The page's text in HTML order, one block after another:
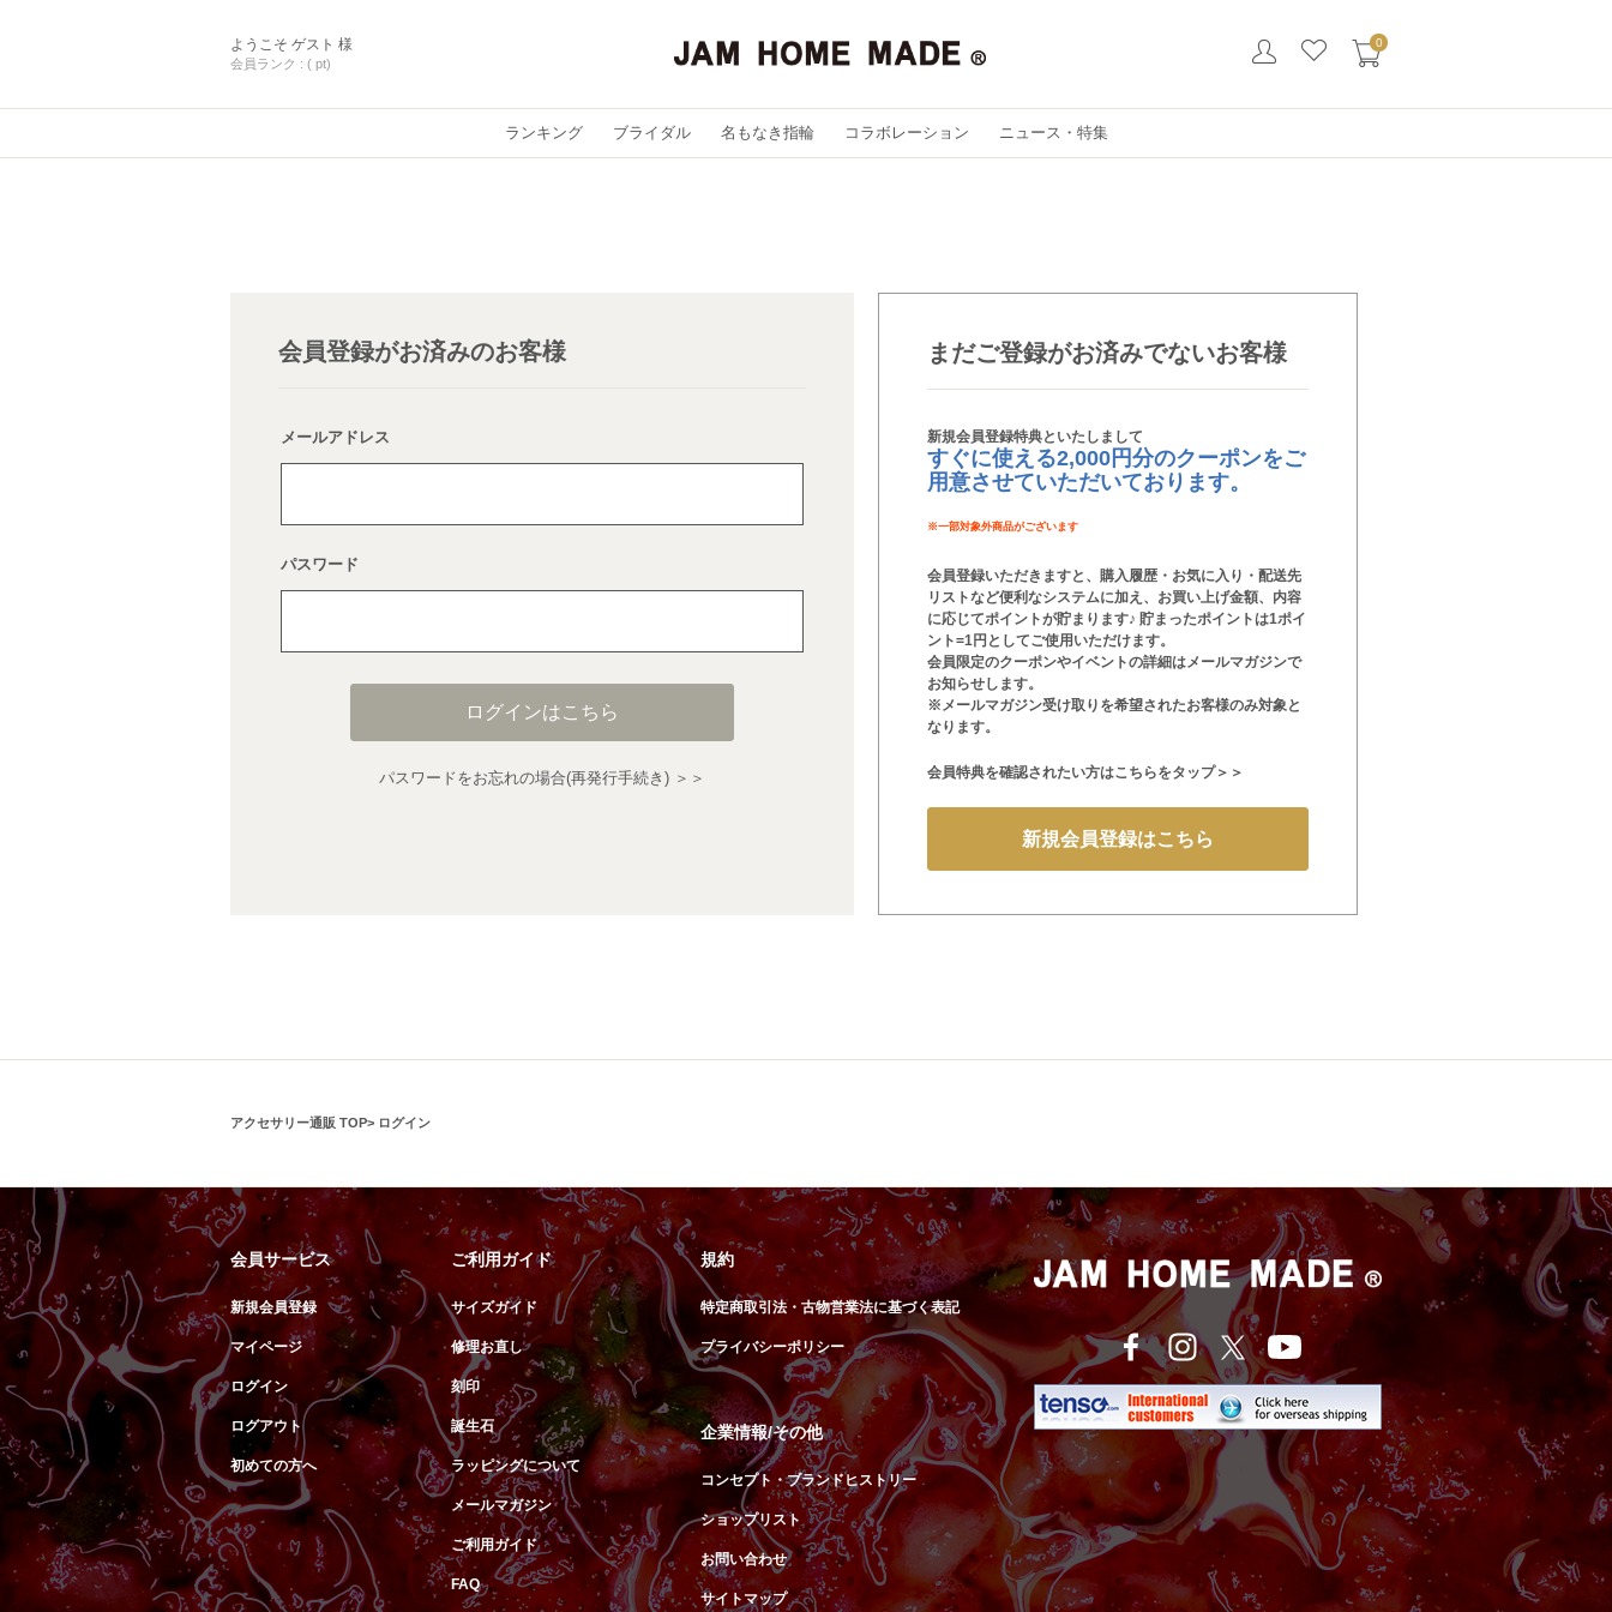
ようこそ ゲスト 様
会員ランク : ( pt)
0
ランキング ブライダル 名もなき指輪 コラボレーション ニュース・特集
会員登録がお済みのお客様
メールアドレス
パスワード
ログインはこちら
パスワードをお忘れの場合(再発行手続き) ＞＞
まだご登録がお済みでないお客様
新規会員登録特典といたしまして
すぐに使える2,000円分のクーポンをご
用意させていただいております。
※一部対象外商品がございます
会員登録いただきますと、購入履歴・お気に入り・配送先
リストなど便利なシステムに加え、お買い上げ金額、内容
に応じてポイントが貯まります♪ 貯まったポイントは1ポイ
ント=1円としてご使用いただけます。
会員限定のクーポンやイベントの詳細はメールマガジンで
お知らせします。
※メールマガジン受け取りを希望されたお客様のみ対象と
なります。
会員特典を確認されたい方はこちらをタップ＞＞
新規会員登録はこちら
アクセサリー通販 TOP ログイン
会員サービス
新規会員登録
マイページ
ログイン
ログアウト
初めての方へ
ご利用ガイド
サイズガイド
修理お直し
刻印
誕生石
ラッピングについて
メールマガジン
ご利用ガイド
FAQ
規約
特定商取引法・古物営業法に基づく表記
プライバシーポリシー
企業情報/その他
コンセプト・ブランドヒストリー
ショップリスト
お問い合わせ
サイトマップ